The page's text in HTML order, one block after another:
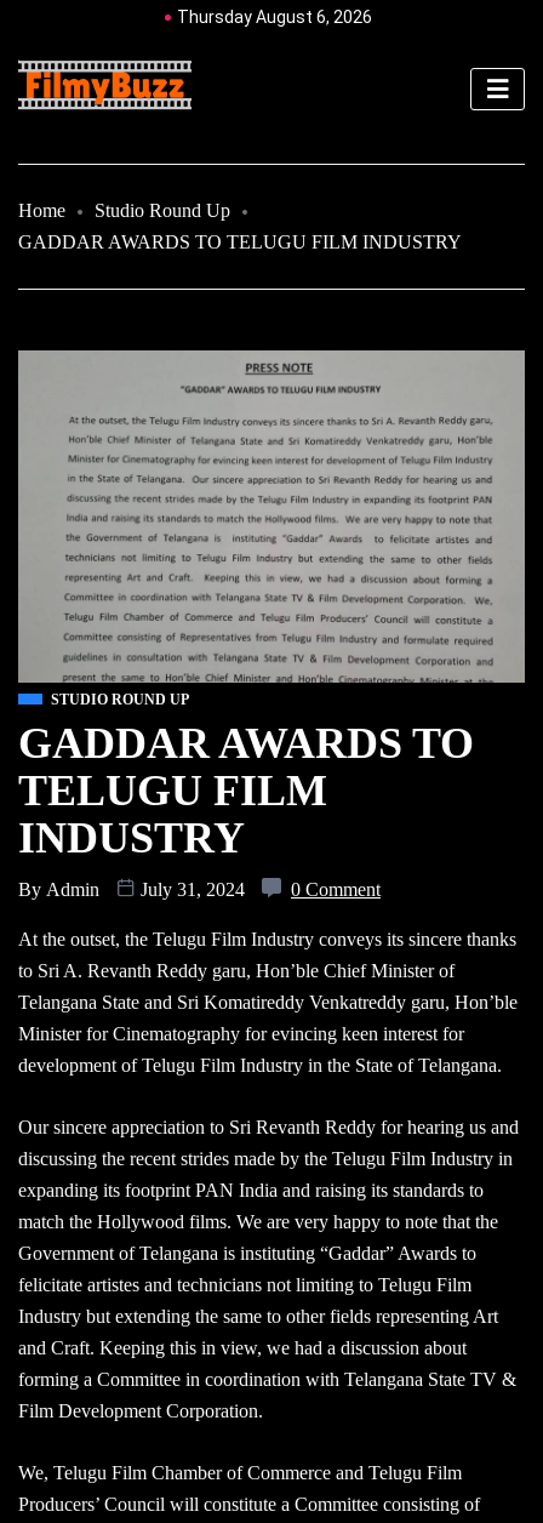
Thursday August 6, 2026
Home
Studio Round Up
GADDAR AWARDS TO TELUGU FILM INDUSTRY
STUDIO ROUND UP
GADDAR AWARDS TO
TELUGU FILM
INDUSTRY
By Admin July 31, 2024 0 Comment
At the outset, the Telugu Film Industry conveys its sincere thanks
to Sri A. Revanth Reddy garu, Hon’ble Chief Minister of
Telangana State and Sri Komatireddy Venkatreddy garu, Hon’ble
Minister for Cinematography for evincing keen interest for
development of Telugu Film Industry in the State of Telangana.
Our sincere appreciation to Sri Revanth Reddy for hearing us and
discussing the recent strides made by the Telugu Film Industry in
expanding its footprint PAN India and raising its standards to
match the Hollywood films. We are very happy to note that the
Government of Telangana is instituting “Gaddar” Awards to
felicitate artistes and technicians not limiting to Telugu Film
Industry but extending the same to other fields representing Art
and Craft. Keeping this in view, we had a discussion about
forming a Committee in coordination with Telangana State TV &
Film Development Corporation.
We, Telugu Film Chamber of Commerce and Telugu Film
Producers’ Council will constitute a Committee consisting of